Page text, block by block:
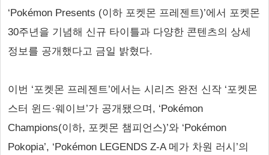
‘Pokémon Presents (이하 포켓몬 프레젠트)’에서 포켓몬
30주년을 기념해 신규 타이틀과 다양한 콘텐츠의 상세
정보를 공개했다고 금일 밝혔다.
이번 ‘포켓몬 프레젠트’에서는 시리즈 완전 신작 ‘포켓몬
스터 윈드·웨이브’가 공개됐으며, ‘Pokémon
Champions(이하, 포켓몬 챔피언스)’와 ‘Pokémon
Pokopia’, ‘Pokémon LEGENDS Z-A 메가 차원 러시’의